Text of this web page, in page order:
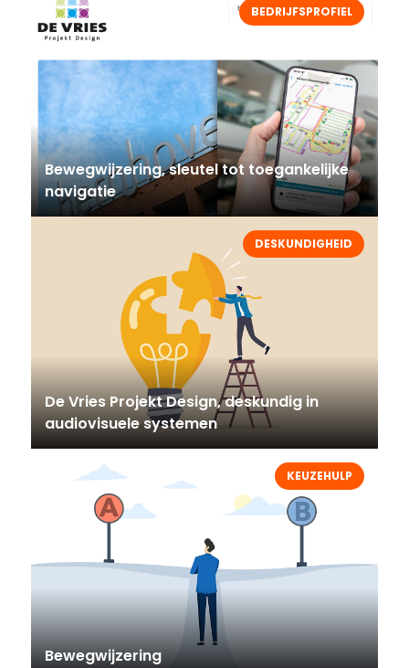
BEDRIJFSPROFIEL
Bewegwijzering, sleutel tot toegankelijke
navigatie
DESKUNDIGHEID
De Vries Projekt Design, deskundig in
audiovisuele systemen
KEUZEHULP
Bewegwijzering